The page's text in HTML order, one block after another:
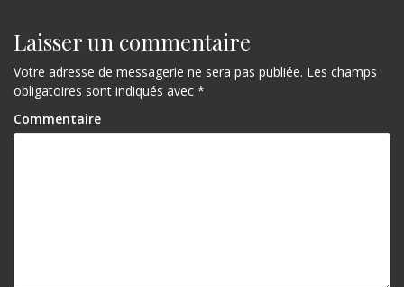
Laisser un commentaire
Votre adresse de messagerie ne sera pas publiée. Les champs
obligatoires sont indiqués avec *
Commentaire